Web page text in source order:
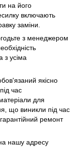
на його
включають
заміни.
з менеджером
з усіма
якісно
час
для
що виникли під час
ремонт
нашу адресу